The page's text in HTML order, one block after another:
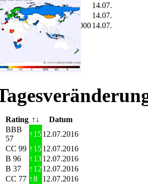
46,047
14.07.
71,382
14.07.
185.899,00014.07.
Rating ↑↓
Datum
BBB
57
↑ 1512.07.2016
CC 99 ↑ 1512.07.2016
B 96 ↑ 1312.07.2016
B 37 ↑ 12 12.07.2016
CC 77 ↑8
12.07.2016